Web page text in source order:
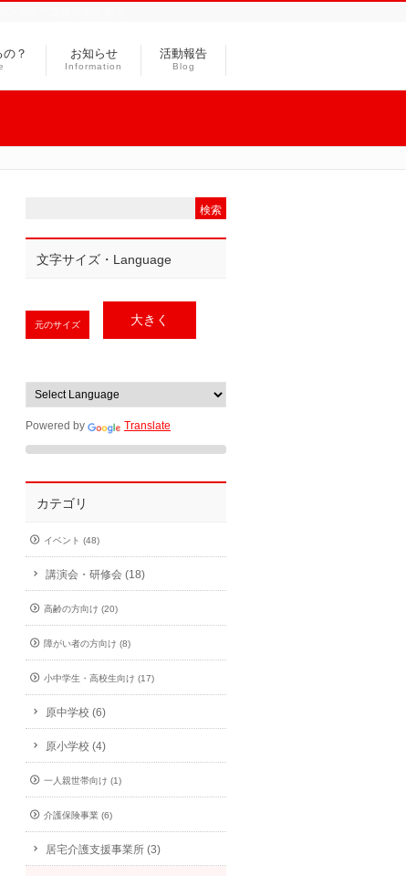
？ お知らせ
Information
活動報告
Blog
文字サイズ・Language
元のサイズ 大きく
Powered by Translate
カテゴリ
イベント (48)
講演会・研修会 (18)
高齢の方向け (20)
障がい者の方向け (8)
小中学生・高校生向け (17)
原中学校 (6)
原小学校 (4)
一人親世帯向け (1)
介護保険事業 (6)
居宅介護支援事業所 (3)